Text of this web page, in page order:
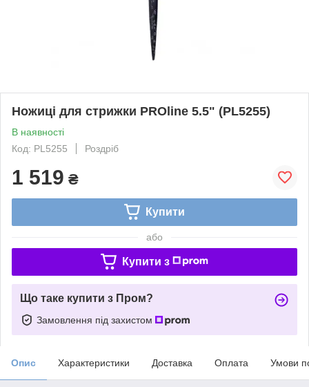
Ножиці для стрижки PROline 5.5" (PL5255)
В наявності
Код: PL5255
Роздріб
1 519 ₴
Купити
або
Купити з
Що таке купити з Пром?
Замовлення під захистом
Опис Характеристики Доставка Оплата Умови